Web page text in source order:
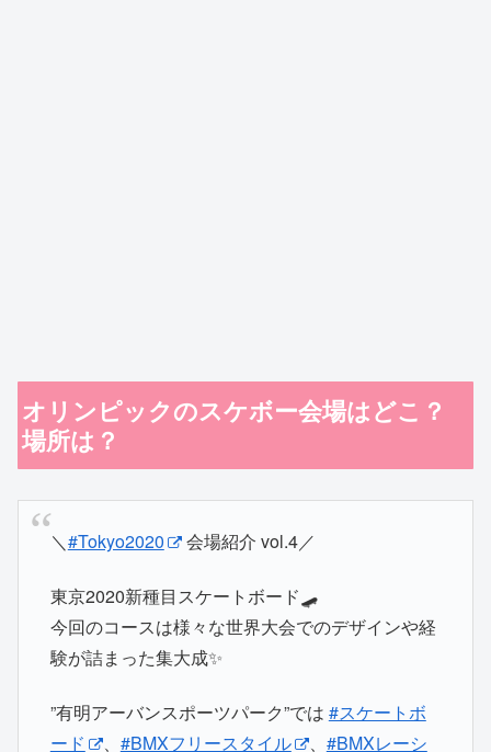
オリンピックのスケボー会場はどこ？
場所は？
＼ #Tokyo2020 会場紹介 vol.4／
東京2020新種目スケートボード🛹
今回のコースは様々な世界大会でのデザインや経
験が詰まった集大成✨
”有明アーバンスポーツパーク”では #スケートボ
ード
、 #BMXフリースタイル 、 #BMXレーシ